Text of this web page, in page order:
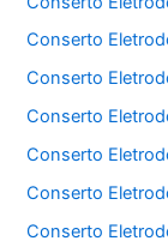
Conserto
Conserto
Conserto
Conserto
Conserto
Conserto